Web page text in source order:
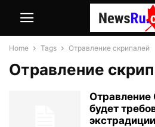
Home Tags Отравление скрипалей
Отравление
Отравление
будет